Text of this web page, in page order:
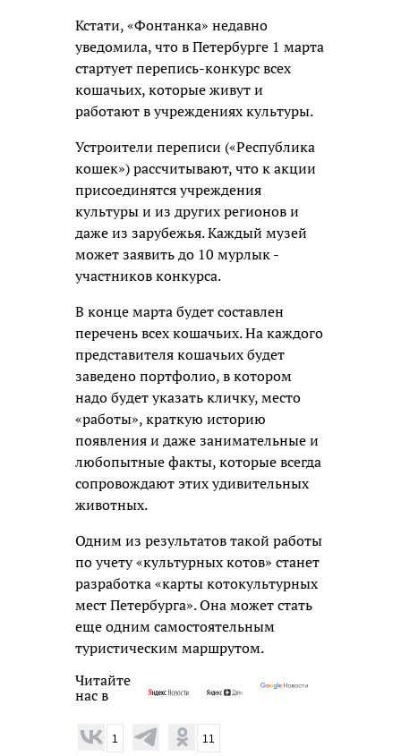
Кстати, «Фонтанка» недавно
уведомила, что в Петербурге 1 марта
стартует перепись-конкурс всех
кошачьих, которые живут и
работают в учреждениях культуры.
Устроители переписи («Республика
кошек») рассчитывают, что к акции
присоединятся учреждения
культуры и из других регионов и
даже из зарубежья. Каждый музей
может заявить до 10 мурлык -
участников конкурса.
В конце марта будет составлен
перечень всех кошачьих. На каждого
представителя кошачьих будет
заведено портфолио, в котором
надо будет указать кличку, место
«работы», краткую историю
появления и даже занимательные и
любопытные факты, которые всегда
сопровождают этих удивительных
животных.
Одним из результатов такой работы
по учету «культурных котов» станет
разработка «карты котокультурных
мест Петербурга». Она может стать
еще одним самостоятельным
туристическим маршрутом.
Читайте
нас в
1 11